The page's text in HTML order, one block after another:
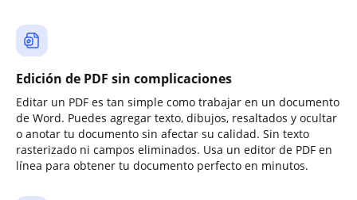
Edición de PDF sin complicaciones
Editar un PDF es tan simple como trabajar en un documento
de Word. Puedes agregar texto, dibujos, resaltados y ocultar
o anotar tu documento sin afectar su calidad. Sin texto
rasterizado ni campos eliminados. Usa un editor de PDF en
línea para obtener tu documento perfecto en minutos.